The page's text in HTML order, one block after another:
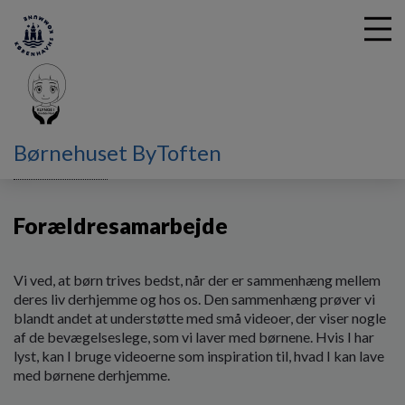
Børnehuset ByToften
Forældresamarbejde
Forældresamarbejde
Vi ved, at børn trives bedst, når der er sammenhæng mellem
deres liv derhjemme og hos os. Den sammenhæng prøver vi
blandt andet at understøtte med små videoer, der viser nogle
af de bevægelseslege, som vi laver med børnene. Hvis I har
lyst, kan I bruge videoerne som inspiration til, hvad I kan lave
med børnene derhjemme.